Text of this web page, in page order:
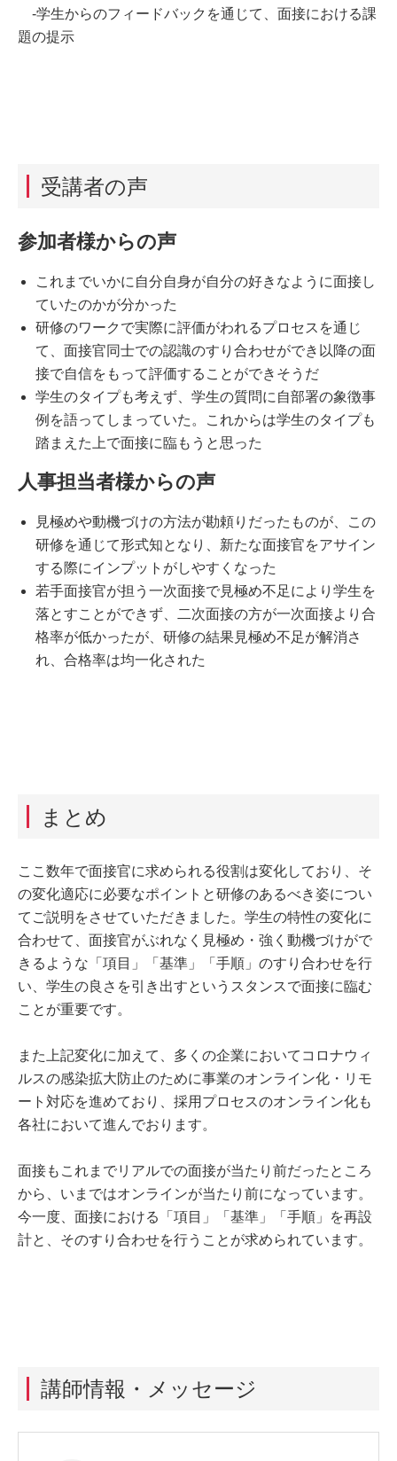
-学生からのフィードバックを通じて、面接における課
題の提示
受講者の声
参加者様からの声
これまでいかに自分自身が自分の好きなように面接し
ていたのかが分かった
研修のワークで実際に評価がわれるプロセスを通じ
て、面接官同士での認識のすり合わせができ以降の面
接で自信をもって評価することができそうだ
学生のタイプも考えず、学生の質問に自部署の象徴事
例を語ってしまっていた。これからは学生のタイプも
踏まえた上で面接に臨もうと思った
人事担当者様からの声
見極めや動機づけの方法が勘頼りだったものが、この
研修を通じて形式知となり、新たな面接官をアサイン
する際にインプットがしやすくなった
若手面接官が担う一次面接で見極め不足により学生を
落とすことができず、二次面接の方が一次面接より合
格率が低かったが、研修の結果見極め不足が解消さ
れ、合格率は均一化された
まとめ
ここ数年で面接官に求められる役割は変化しており、そ
の変化適応に必要なポイントと研修のあるべき姿につい
てご説明をさせていただきました。学生の特性の変化に
合わせて、面接官がぶれなく見極め・強く動機づけがで
きるような「項目」「基準」「手順」のすり合わせを行
い、学生の良さを引き出すというスタンスで面接に臨む
ことが重要です。
また上記変化に加えて、多くの企業においてコロナウィ
ルスの感染拡大防止のために事業のオンライン化・リモ
ート対応を進めており、採用プロセスのオンライン化も
各社において進んでおります。
面接もこれまでリアルでの面接が当たり前だったところ
から、いまではオンラインが当たり前になっています。
今一度、面接における「項目」「基準」「手順」を再設
計と、そのすり合わせを行うことが求められています。
講師情報・メッセージ